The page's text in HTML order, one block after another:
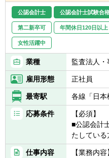
公認会計士 公認会計士試験合
第二新卒可 年間休日120日以上
女性活躍中
業種 監査法人・
雇用形態 正社員
最寄駅 各線「日
応募条件
【必須】
■公認会計
たしている
仕事内容
【業務内容